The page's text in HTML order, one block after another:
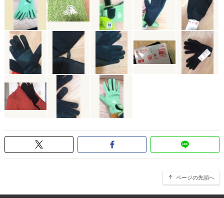
ページの先頭へ